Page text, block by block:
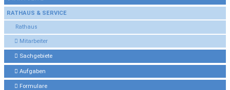
RATHAUS & SERVICE
Rathaus
Mitarbeiter
Sachgebiete
Aufgaben
Formulare